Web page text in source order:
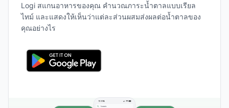
Logi สแกนอาหารของคุณ คำนวณภาระน้ำตาลแบบเรียล
ไทม์ และแสดงให้เห็นว่าแต่ละส่วนผสมส่งผลต่อน้ำตาลของ
คุณอย่างไร